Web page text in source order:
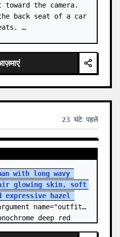
the camera.
back seat of a car
…
23 घंटे पहले
with long wavy
glowing skin, soft
expressive hazel
name="outfit"
deep red